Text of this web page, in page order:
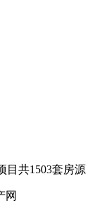
目共1503套房源
网